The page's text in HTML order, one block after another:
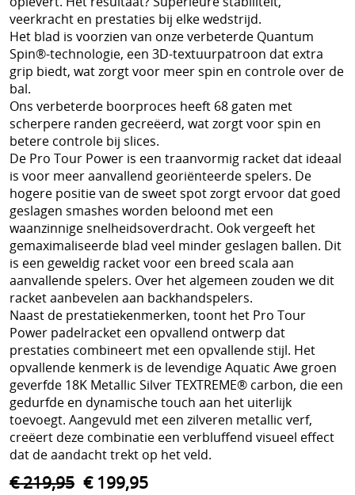
veerkracht en prestaties bij elke wedstrijd.
Het blad is voorzien van onze verbeterde Quantum
Spin®-technologie, een 3D-textuurpatroon dat extra
grip biedt, wat zorgt voor meer spin en controle over de
bal.
Ons verbeterde boorproces heeft 68 gaten met
scherpere randen gecreëerd, wat zorgt voor spin en
betere controle bij slices.
De Pro Tour Power is een traanvormig racket dat ideaal
is voor meer aanvallend georiënteerde spelers. De
hogere positie van de sweet spot zorgt ervoor dat goed
geslagen smashes worden beloond met een
waanzinnige snelheidsoverdracht. Ook vergeeft het
gemaximaliseerde blad veel minder geslagen ballen. Dit
is een geweldig racket voor een breed scala aan
aanvallende spelers. Over het algemeen zouden we dit
racket aanbevelen aan backhandspelers.
Naast de prestatiekenmerken, toont het Pro Tour
Power padelracket een opvallend ontwerp dat
prestaties combineert met een opvallende stijl. Het
opvallende kenmerk is de levendige Aquatic Awe groen
geverfde 18K Metallic Silver TEXTREME® carbon, die een
gedurfde en dynamische touch aan het uiterlijk
toevoegt. Aangevuld met een zilveren metallic verf,
creëert deze combinatie een verbluffend visueel effect
dat de aandacht trekt op het veld.
€ 219,95 € 199,95